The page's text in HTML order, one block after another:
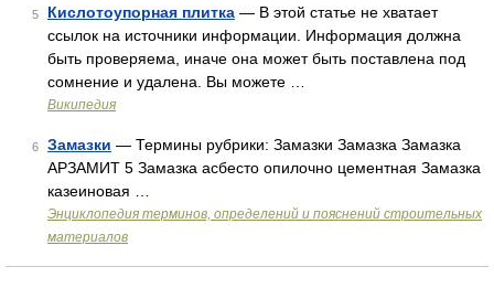
5 Кислотоупорная плитка — В этой статье не хватает
ссылок на источники информации. Информация должна
быть проверяема, иначе она может быть поставлена под
сомнение и удалена. Вы можете …
Википедия
6 Замазки — Термины рубрики: Замазки Замазка Замазка
АРЗАМИТ 5 Замазка асбесто опилочно цементная Замазка
казеиновая …
Энциклопедия терминов, определений и пояснений строительных
материалов